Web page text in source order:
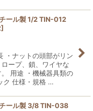
ール製 1/2 TIN-012
]
・ナットの頭部がリン
ープ、鎖、ワイヤな
用途 ・機械器具類の
ク 仕様・規格 …
ール製 3/8 TIN-038